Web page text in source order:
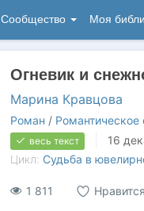
Сообщество Моя
Огневик и
Марина Кравцова
Роман / Романтическое
весь текст 16
Цикл: Судьба в
1 811 Нравится